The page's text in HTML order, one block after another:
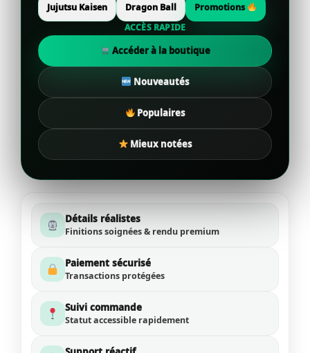
Jujutsu Kaisen Dragon Ball
Promotions
ACCÈS RAPIDE
Accéder à la boutique
Nouveautés
Populaires
Mieux notées
Détails réalistes
Finitions soignées & rendu premium
Paiement sécurisé
Transactions protégées
Suivi commande
Statut accessible rapidement